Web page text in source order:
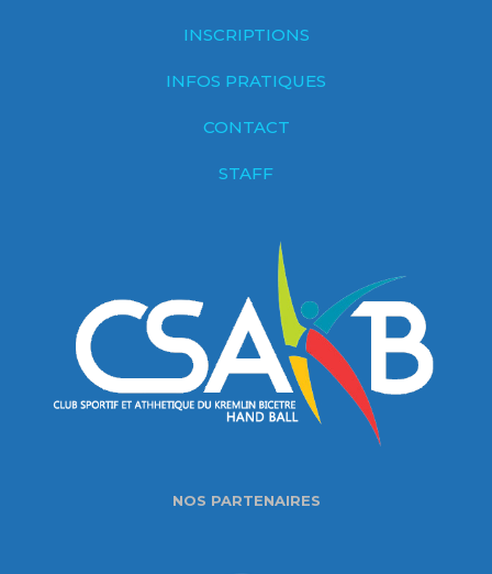
INSCRIPTIONS
INFOS PRATIQUES
CONTACT
STAFF
NOS PARTENAIRES